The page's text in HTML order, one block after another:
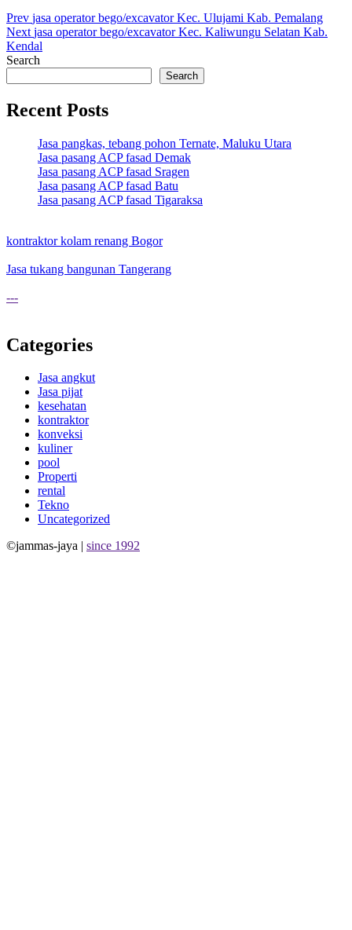
Post
navigation
Prev jasa operator bego/excavator Kec. Ulujami Kab. Pemalang
Next jasa operator bego/excavator Kec. Kaliwungu Selatan Kab.
Kendal
Search
Search
Recent Posts
Jasa pangkas, tebang pohon Ternate, Maluku Utara
Jasa pasang ACP fasad Demak
Jasa pasang ACP fasad Sragen
Jasa pasang ACP fasad Batu
Jasa pasang ACP fasad Tigaraksa
kontraktor kolam renang Bogor
Jasa tukang bangunan Tangerang
---
Categories
Jasa angkut
Jasa pijat
kesehatan
kontraktor
konveksi
kuliner
pool
Properti
rental
Tekno
Uncategorized
©jammas-jaya | since 1992